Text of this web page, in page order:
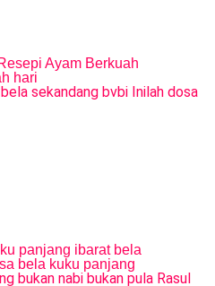
Ayam Berkuah
hari
panjang ibarat bela
bela kuku panjang